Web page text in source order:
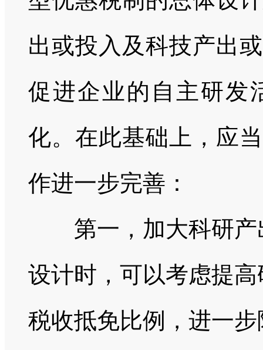
出或投入及科技产出
促进企业的自主研发
化。在此基础上，应
作进一步完善：
第一，加大科研产
设计时，可以考虑提
税收抵免比例，进一